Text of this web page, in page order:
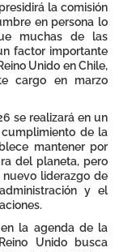
la comisión
en persona lo
muchas de las
factor importante
Unido en Chile,
cargo en marzo
se realizará en un
de la
mantener por
del planeta, pero
liderazgo de
y el
la agenda de la
Unido busca